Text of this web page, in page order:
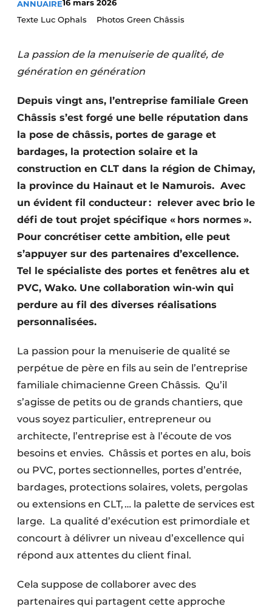
Contrôle d’accès
Éclairage
Fondations
Façades
Infrastructures souterraines et égouttage
Protection solaire
Rénovation
Software
Travaux ferroviaires
ANNUAIRE16 mars 2026
Texte Luc Ophals Photos Green Châssis
La passion de la menuiserie de qualité, de
génération en génération
Depuis vingt ans, l’entreprise familiale Green
Châssis s’est forgé une belle réputation dans
la pose de châssis, portes de garage et
bardages, la protection solaire et la
construction en CLT dans la région de Chimay,
la province du Hainaut et le Namurois. Avec
un évident fil conducteur : relever avec brio le
défi de tout projet spécifique « hors normes ».
Pour concrétiser cette ambition, elle peut
s’appuyer sur des partenaires d’excellence.
Tel le spécialiste des portes et fenêtres alu et
PVC, Wako. Une collaboration win-win qui
perdure au fil des diverses réalisations
personnalisées.
La passion pour la menuiserie de qualité se
perpétue de père en fils au sein de l’entreprise
familiale chimacienne Green Châssis. Qu’il
s’agisse de petits ou de grands chantiers, que
vous soyez particulier, entrepreneur ou
architecte, l’entreprise est à l’écoute de vos
besoins et envies. Châssis et portes en alu, bois
ou PVC, portes sectionnelles, portes d’entrée,
bardages, protections solaires, volets, pergolas
ou extensions en CLT, … la palette de services est
large. La qualité d’exécution est primordiale et
concourt à délivrer un niveau d’excellence qui
répond aux attentes du client final.
Cela suppose de collaborer avec des
partenaires qui partagent cette approche